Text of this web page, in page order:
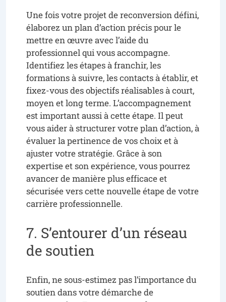
Une fois votre projet de reconversion défini,
élaborez un plan d’action précis pour le
mettre en œuvre avec l’aide du
professionnel qui vous accompagne.
Identifiez les étapes à franchir, les
formations à suivre, les contacts à établir, et
fixez-vous des objectifs réalisables à court,
moyen et long terme. L’accompagnement
est important aussi à cette étape. Il peut
vous aider à structurer votre plan d’action, à
évaluer la pertinence de vos choix et à
ajuster votre stratégie. Grâce à son
expertise et son expérience, vous pourrez
avancer de manière plus efficace et
sécurisée vers cette nouvelle étape de votre
carrière professionnelle.
7. S’entourer d’un réseau
de soutien
Enfin, ne sous-estimez pas l’importance du
soutien dans votre démarche de